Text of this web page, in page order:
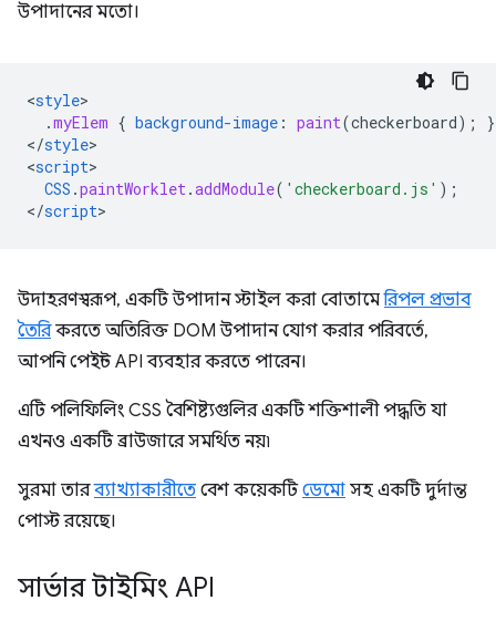
উপাদানের মতো।
<style
.myElem { background-image : paint(checkerboard);
}
</style>
<script
CSS .paintWorklet.addModule( 'checkerboard.js' );
</script
উদাহরণস্বরূপ, একটি উপাদান স্টাইল করা বোতামেরিপল প্রভাব
তৈরিকরতে অতিরিক্ত DOM উপাদান যোগ করার পরিবর্তে,
আপনি পেইন্ট API ব্যবহার করতে পারেন।
এটি পলিফিলিং CSS বৈশিষ্ট্যগুলির একটি শক্তিশালী পদ্ধতি যা
এখনও একটি ব্রাউজারে সমর্থিত নয়৷
সুরমা তারব্যাখ্যাকারীতে বেশ কয়েকটিডেমো সহ একটি দুর্দান্ত
পোস্ট রয়েছে।
সার্ভার টাইমিং API